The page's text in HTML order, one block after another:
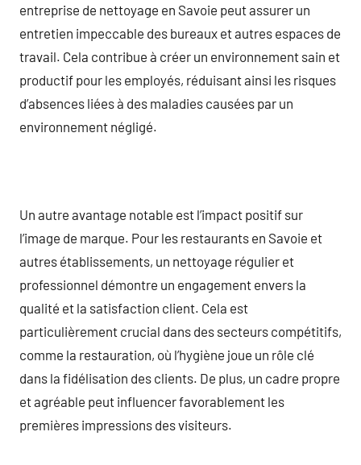
entreprise de nettoyage en Savoie peut assurer un
entretien impeccable des bureaux et autres espaces de
travail. Cela contribue à créer un environnement sain et
productif pour les employés, réduisant ainsi les risques
d’absences liées à des maladies causées par un
environnement négligé.
Un autre avantage notable est l’impact positif sur
l’image de marque. Pour les restaurants en Savoie et
autres établissements, un nettoyage régulier et
professionnel démontre un engagement envers la
qualité et la satisfaction client. Cela est
particulièrement crucial dans des secteurs compétitifs,
comme la restauration, où l’hygiène joue un rôle clé
dans la fidélisation des clients. De plus, un cadre propre
et agréable peut influencer favorablement les
premières impressions des visiteurs.